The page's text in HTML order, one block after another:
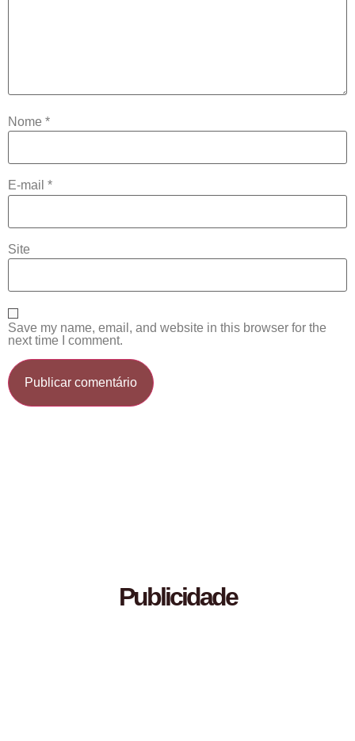
Nome *
E-mail *
Site
Save my name, email, and website in this browser for the
next time I comment.
Publicidade